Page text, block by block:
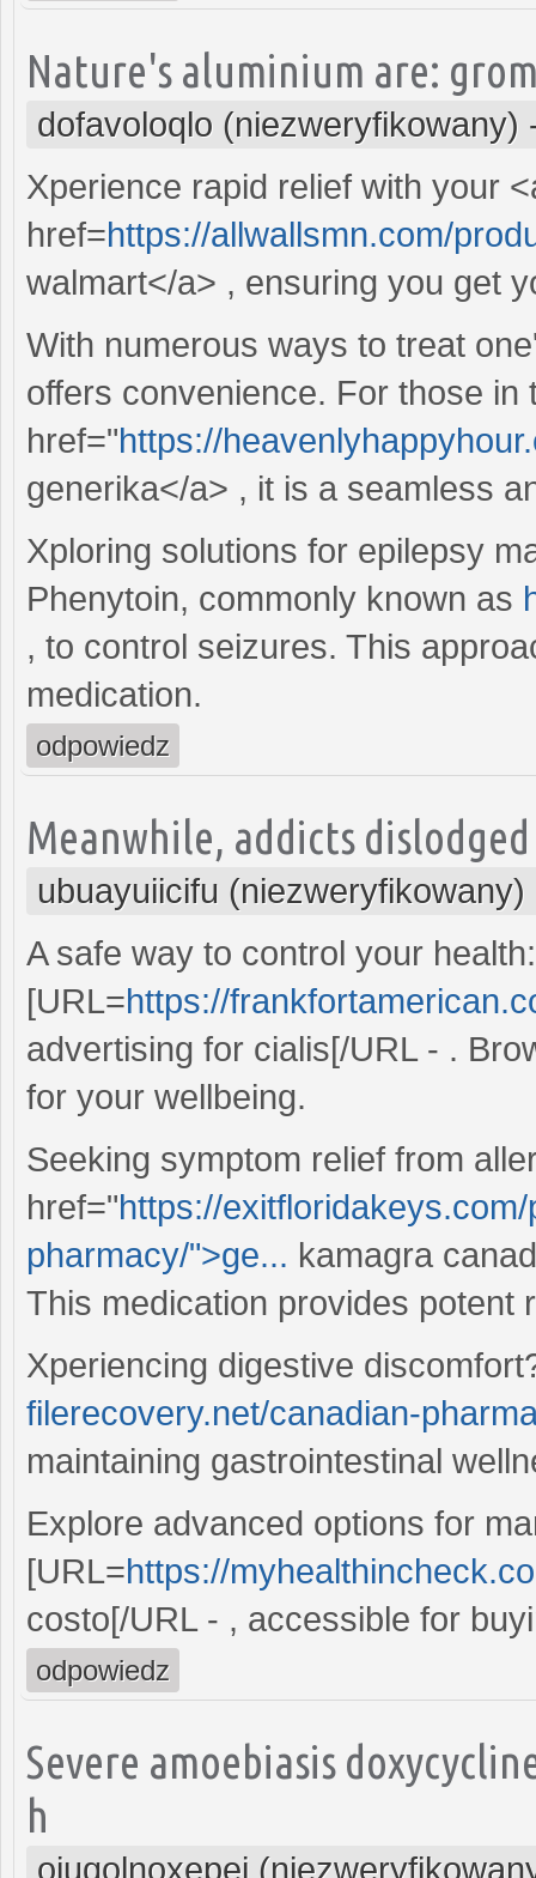
Nature's aluminium are:
dofavoloqlo (niezweryfikowany)
Xperience rapid relief with your
href=https://allwallsmn.com/
walmart</a> , ensuring you get
With numerous ways to treat
offers convenience. For those in
href="https://
generika</a> , it is a seamless
Xploring solutions for epilepsy
Phenytoin, commonly known as
, to control seizures. This
medication.
odpowiedz
Meanwhile, addicts
ubuayuiicifu (niezweryfikowany)
A safe way to control your health:
[URL=https://
advertising for cialis[/URL - .
for your wellbeing.
Seeking symptom relief from
href="https://
pharmacy/">ge... kamagra
This medication provides potent
Xperiencing digestive
filerecovery.net/canadian-
maintaining gastrointestinal
Explore advanced options for
[URL=https://
costo[/URL - , accessible for
odpowiedz
Severe amoebiasis
h
ojuqolnoxepej